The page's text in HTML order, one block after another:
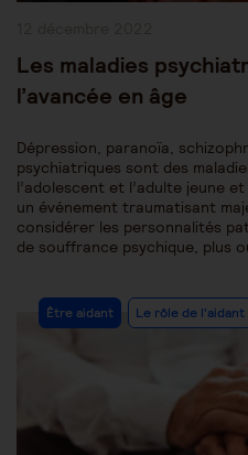
Les maladies
l’avancée en âge
Dépression, paranoïa,
psychiatriques sont des
l’adolescent et l’adulte jeune
un événement traumatisant
considérer les personnalités
de souffrance psychique, plus
Post
Category:
Être aidant Le rôle de l'aidant